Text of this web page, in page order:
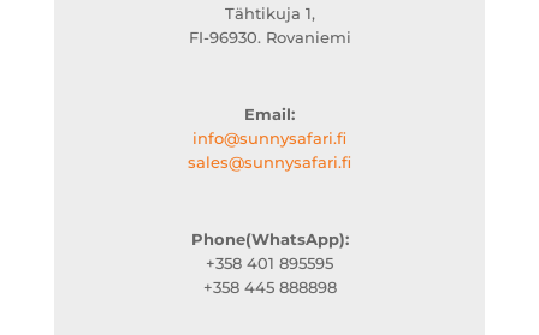
Tähtikuja 1,
FI-96930. Rovaniemi
Email:
info@sunnysafari.fi
sales@sunnysafari.fi
Phone(WhatsApp):
+358 401 895595
+358 445 888898